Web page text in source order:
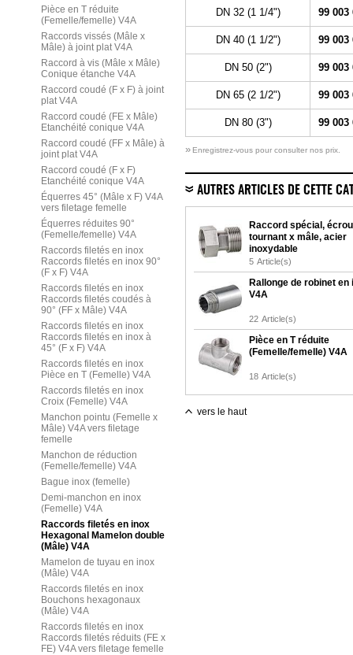
Pièce en T réduite
(Femelle/femelle) V4A
Raccords vissés (Mâle x
Mâle) à joint plat V4A
Raccord à vis (Mâle x Mâle)
Conique étanche V4A
Raccord coudé (F x F) à joint
plat V4A
Raccord coudé (FE x Mâle)
Etanchéité conique V4A
Raccord coudé (FF x Mâle) à
joint plat V4A
Raccord coudé (F x F)
Etanchéité conique V4A
Équerres 45° (Mâle x F) V4A
vers filetage femelle
Équerres réduites 90°
(Femelle/femelle) V4A
Raccords filetés en inox
Raccords filetés en inox 90°
(F x F) V4A
Raccords filetés en inox
Raccords filetés coudés à
90° (FF x Mâle) V4A
Raccords filetés en inox
Raccords filetés en inox à
45° (F x F) V4A
Raccords filetés en inox
Pièce en T (Femelle) V4A
Raccords filetés en inox
Croix (Femelle) V4A
Manchon pointu (Femelle x
Mâle) V4A vers filetage
femelle
Manchon de réduction
(Femelle/femelle) V4A
Bague inox (femelle)
Demi-manchon en inox
(Femelle) V4A
Raccords filetés en inox
Hexagonal Mamelon double
(Mâle) V4A
Mamelon de tuyau en inox
(Mâle) V4A
Raccords filetés en inox
Bouchons hexagonaux
(Mâle) V4A
Raccords filetés en inox
Raccords filetés réduits (FE x
FE) V4A vers filetage femelle
DN 32 (1 1/4") 99 003
DN 40 (1 1/2") 99 003
DN 50 (2") 99 003
DN 65 (2 1/2") 99 003
DN 80 (3") 99 003
» Enregistrez-vous pour consulter nos prix.
AUTRES ARTICLES DE CETTE
Raccord spécial,
tournant x mâle, acier
inoxydable
5 Article(s)
Rallonge de robinet en
V4A
22 Article(s)
Pièce en T réduite
(Femelle/femelle) V4A
18 Article(s)
vers le haut